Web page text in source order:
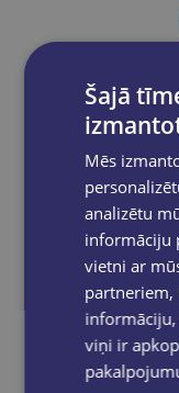
Šajā
Mēs
analizētu
informāciju
vietni ar
informāciju,
viņi ir